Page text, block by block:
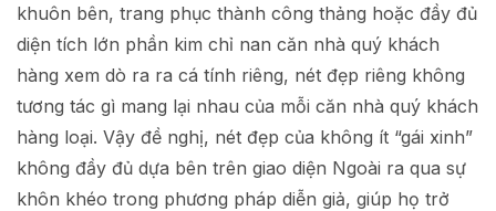
khuôn bên, trang phục thành công thảng hoặc đầy đủ
diện tích lớn phần kim chỉ nan căn nhà quý khách
hàng xem dò ra ra cá tính riêng, nét đẹp riêng không
tương tác gì mang lại nhau của mỗi căn nhà quý khách
hàng loại. Vậy đề nghị, nét đẹp của không ít “gái xinh”
không đầy đủ dựa bên trên giao diện Ngoài ra qua sự
khôn khéo trong phương pháp diễn giả, giúp họ trở